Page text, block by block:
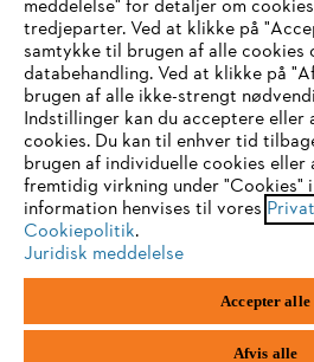
Generelle vilkår og betingelser
Juridisk meddelelse Cookies
Juridisk information
1st floor
IHR BROWSER WIRD
UNTERSTÜTZT
Sie nutzen einen Browser, den wir
eine optimale Nutzung unserer Seite
einem der folgenden Browser zu
Firefox
meddelelse" for detaljer om
tredjeparter. Ved at klikke på
samtykke til brugen af alle cookies
databehandling. Ved at klikke på
brugen af alle ikke-strengt
Indstillinger kan du acceptere eller
cookies. Du kan til enhver tid
brugen af individuelle cookies eller
fremtidig virkning under "Cookies"
information henvises til vores
Cookiepolitik.
Juridisk meddelelse
Accepter alle
Afvis alle